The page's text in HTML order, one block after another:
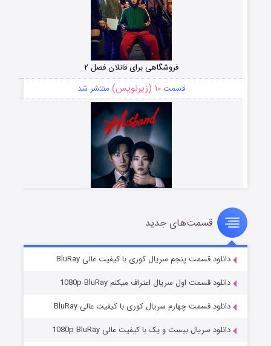
فروشگاهی برای قاتلان فصل ۲
قسمت۱۰ (زیرنویس) منتشر شد
قسمت۸ (زیرنویس) منتشر شد
قسمت‌های جدید
دانلود قسمت پنجم سریال کوری با کیفیت عالی BluRay
دانلود قسمت اول سریال اعتراف میکنم 1080p BluRay
دانلود قسمت چهارم سریال کوری با کیفیت عالی BluRay
دانلود سریال بیست و یک با کیفیت عالی 1080p BluRay